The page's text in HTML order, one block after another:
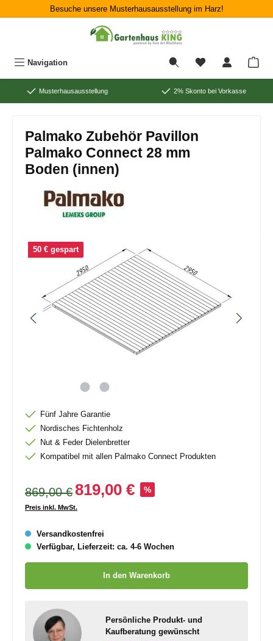
Zum Hauptinhalt springenBesuche unsere Musterhausausstellung im Harz!
Navigation
Musterhausausstellung 2% Skonto bei Vorkasse
Palmako Zubehör Pavillon
Palmako Connect 28 mm
Boden (innen)
Bildergalerie überspringen
50 € gespart
Fünf Jahre Garantie
Nordisches Fichtenholz
Nut & Feder Dielenbretter
Kompatibel mit allen Palmako Connect Produkten
869,00 €819,00 € %
Preis inkl. MwSt.
Versandkostenfrei
Verfügbar, Lieferzeit: ca. 4-6 Wochen
In den Warenkorb
Persönliche Produkt- und
Kaufberatung gewünscht